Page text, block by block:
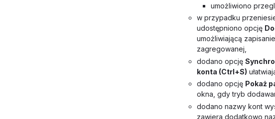
umożliwiono
w przypadku
udostępniono opcję
umożliwiającą
zagregowanej,
dodano opcję
konta (Ctrl+S)
dodano opcję Pokaż
okna, gdy tryb
dodano nazwy kont
zawiera dodatkowo